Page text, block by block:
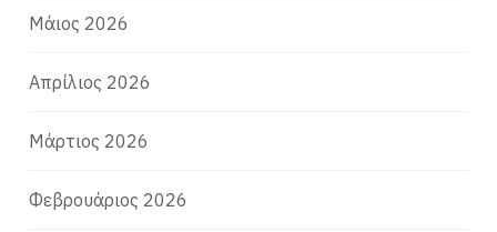
Μάιος 2026
Απρίλιος 2026
Μάρτιος 2026
Φεβρουάριος 2026